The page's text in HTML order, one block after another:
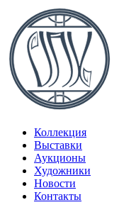
Коллекция
Выставки
Аукционы
Художники
Новости
Контакты